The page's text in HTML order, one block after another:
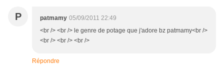
P patmamy 05/09/2011 22:49
<br /> <br /> le genre de potage que j'adore bz patmamy<br />
<br /> <br /> <br />
Répondre